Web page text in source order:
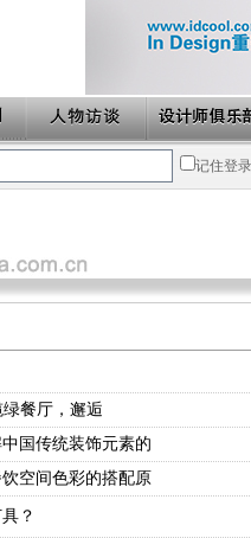
记住登
绿餐厅，邂逅
国传统装饰元素的
空间色彩的搭配原
？